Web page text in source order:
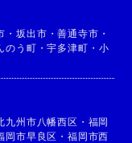
・坂出市 ・善通寺市 ・
のう町 ・宇多津町 ・ 小
九州市八幡西区 ・ 福岡
岡市早良区 ・福岡市西